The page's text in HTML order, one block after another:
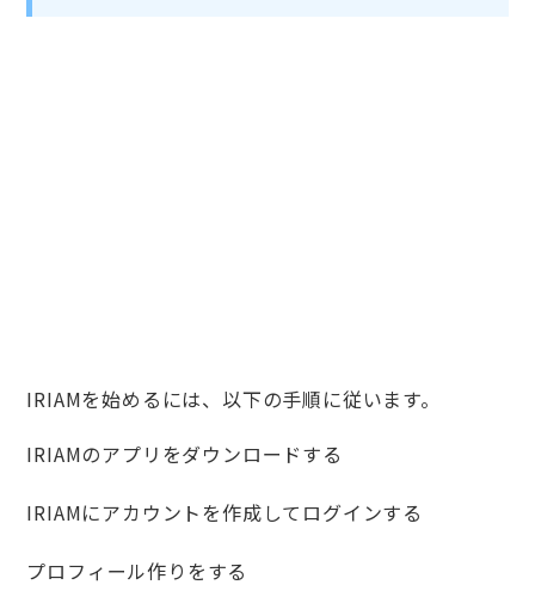
IRIAMを始めるには、以下の手順に従います。
IRIAMのアプリをダウンロードする
IRIAMにアカウントを作成してログインする
プロフィール作りをする